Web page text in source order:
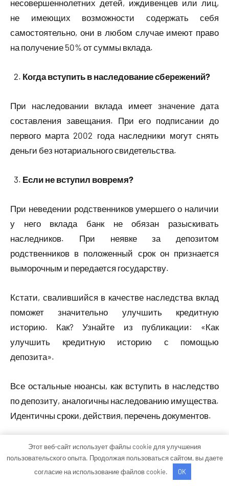
несовершеннолетних детей, иждивенцев или лиц,
не имеющих возможности содержать себя
самостоятельно, они в любом случае имеют право
на получение 50% от суммы вклада.
Когда вступить в наследование сбережений?
При наследовании вклада имеет значение дата
составления завещания. При его подписании до
первого марта 2002 года наследники могут снять
деньги без нотариального свидетельства.
Если не вступил вовремя?
При неведении родственников умершего о наличии
у него вклада банк не обязан разыскивать
наследников. При неявке за депозитом
родственников в положенный срок он признается
выморочным и передается государству.
Кстати, свалившийся в качестве наследства вклад
поможет значительно улучшить кредитную
историю. Как? Узнайте из публикации: «Как
улучшить кредитную историю с помощью
депозита».
Все остальные нюансы, как вступить в наследство
по депозиту, аналогичны наследованию имущества.
Идентичны сроки, действия, перечень документов.
Заключение
Бесспорно вопрос «как вступить в наследство»
Этот веб-сайт использует файлы cookie для улучшения
пользовательского опыта. Продолжая пользоваться сайтом, вы даете
согласие на использование файлов cookie.
OK